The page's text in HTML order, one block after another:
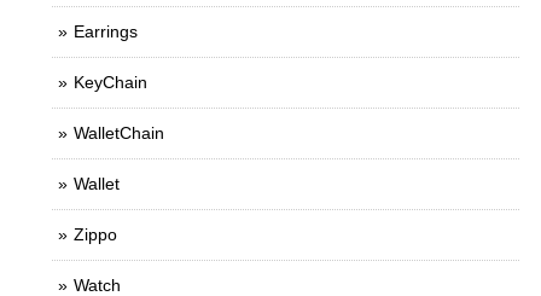
Earrings
KeyChain
WalletChain
Wallet
Zippo
Watch